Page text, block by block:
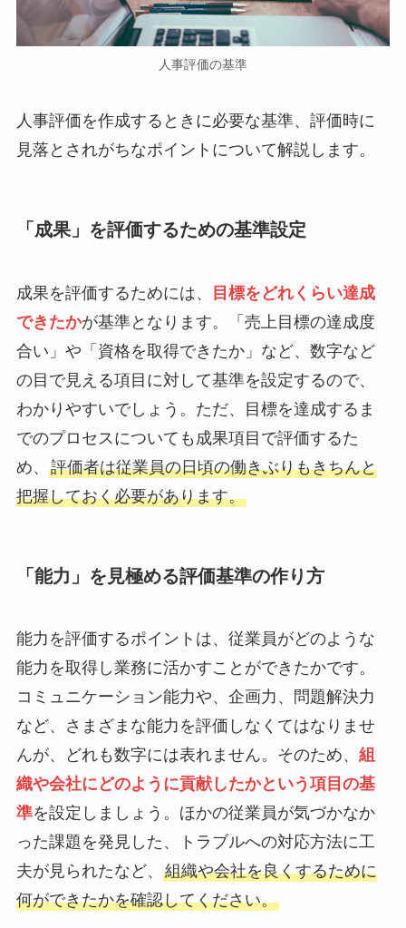
人事評価の基準
人事評価を作成するときに必要な基準、評価時に
見落とされがちなポイントについて解説します。
「成果」を評価するための基準設定
成果を評価するためには、
目標をどれくらい達成
できたかが基準となります。「売上目標の達成度
合い」や「資格を取得できたか」など、数字など
の目で見える項目に対して基準を設定するので、
わかりやすいでしょう。ただ、目標を達成するま
でのプロセスについても成果項目で評価するた
め、 評価者は従業員の日頃の働きぶりもきちんと
把握しておく必要があります。
「能力」を見極める評価基準の作り方
能力を評価するポイントは、従業員がどのような
能力を取得し業務に活かすことができたかです。
コミュニケーション能力や、企画力、問題解決力
など、さまざまな能力を評価しなくてはなりませ
んが、どれも数字には表れません。そのため、 組
織や会社にどのように貢献したかという項目の基
準を設定しましょう。ほかの従業員が気づかなか
った課題を発見した、トラブルへの対応方法に工
夫が見られたなど、 組織や会社を良くするために
何ができたかを確認してください。